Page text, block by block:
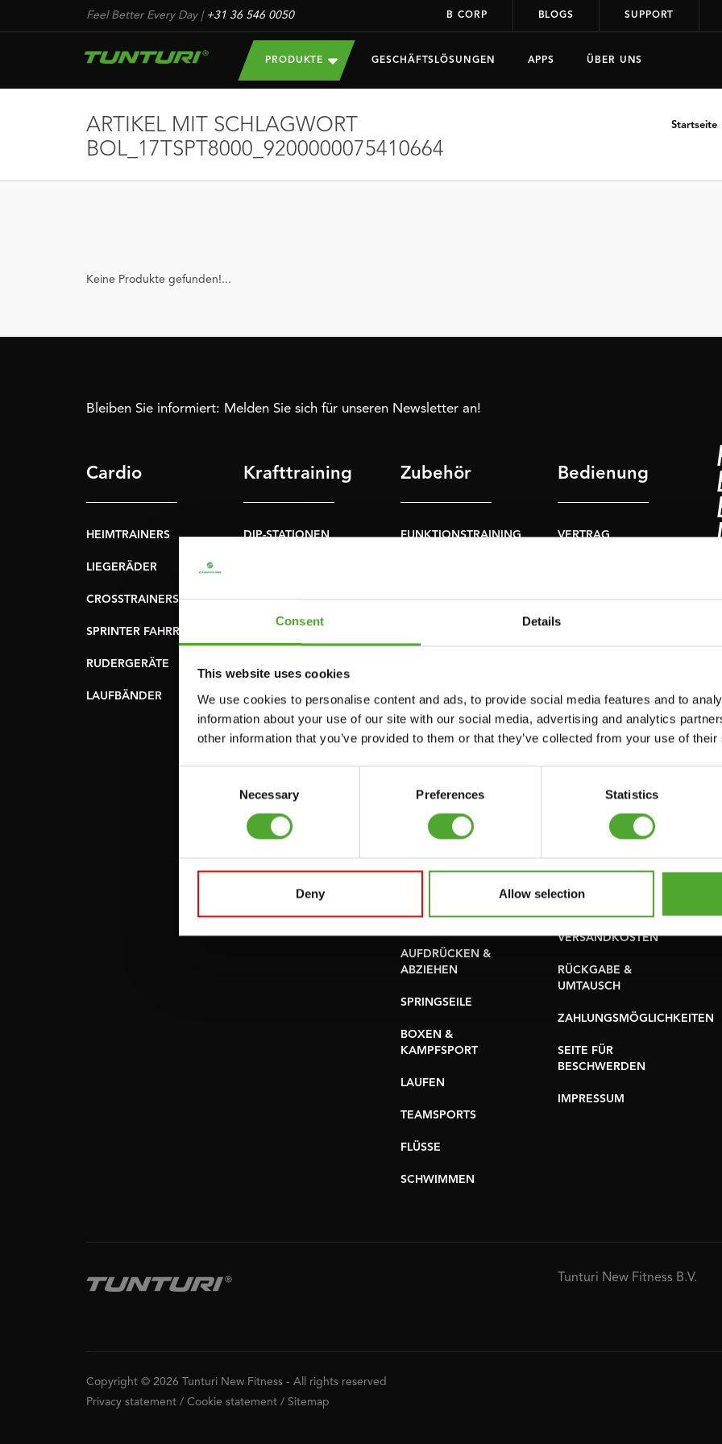
Consent Details
This website uses cookies
We use cookies to personalise content and ads, to provide social media features and to
information about your use of our site with our social media, advertising and analytics
other information that you’ve provided to them or that they’ve collected from your use of
Necessary Preferences Statistics
Deny Allow selection
Feel Better Every Day| +31 36 546 0050 B CORP BLOGS SUPPORT
PRODUKTE GESCHÄFTSLÖSUNGEN APPS ÜBER UNS
Startseite
ARTIKEL MIT SCHLAGWORT
BOL_17TSPT8000_9200000075410664
Keine Produkte gefunden!...
Bleiben Sie informiert: Melden Sie sich für unseren Newsletter an!
Cardio
HEIMTRAINERS
LIEGERÄDER
CROSSTRAINERS
SPRINTER FAHRRÄDER
RUDERGERÄTE
LAUFBÄNDER
Krafttraining
DIP-STATIONEN
LEVERAGE GYMS
FLACHE BÄNKE
KRAFSTATIONEN
SMITH-MASCHINEN
UMLENKSTATIONEN
FITNESS-RACKS
Zubehör
FUNKTIONSTRAINING
GEWICHTE
SUPPORT
YOGA & PILATES
MINIBIKES/AEROBIC-
TRAINER
AUFDRÜCKEN &
ABZIEHEN
SPRINGSEILE
BOXEN &
KAMPFSPORT
LAUFEN
TEAMSPORTS
FLÜSSE
SCHWIMMEN
Bedienung
VERTRAG
AKTUELLE
ALTE HANDBÜCHER
PROBLEM BERICHTEN
GARANTIE &
BEDINGUNGEN UND
KONDITIONEN
VERSANDKOSTEN
RÜCKGABE &
UMTAUSCH
ZAHLUNGSMÖGLICHKEITEN
SEITE FÜR
BESCHWERDEN
IMPRESSUM
Tunturi New Fitness B.V.
Copyright © 2026 Tunturi New Fitness - All rights reserved
Privacy statement / Cookie statement / Sitemap